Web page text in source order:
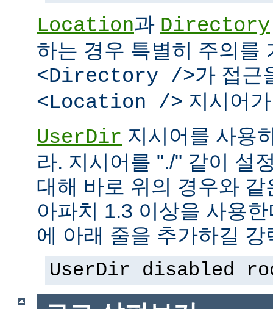
Location과 Directory
하는 경우 특별히 주의를
<Directory />가 접근
<Location /> 지시어
UserDir 지시어를 사용
라. 지시어를 "./" 같이 설
대해 바로 위의 경우와
아파치 1.3 이상을 사용
에 아래 줄을 추가하길 강
UserDir disabled